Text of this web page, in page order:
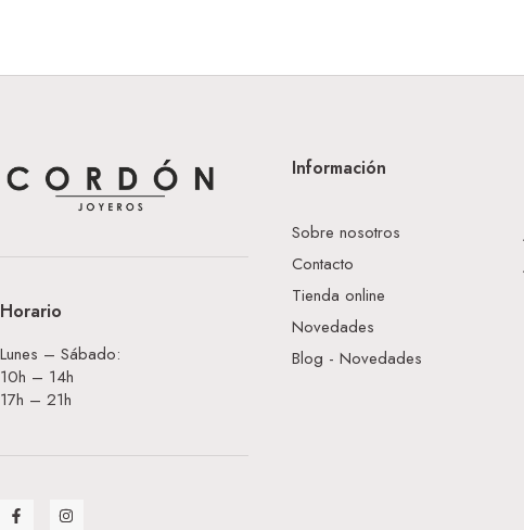
Horario
Lunes – Sábado:
10h – 14h
17h – 21h
Información
Sobre nosotros
Contacto
Tienda online
Novedades
Blog - Novedades